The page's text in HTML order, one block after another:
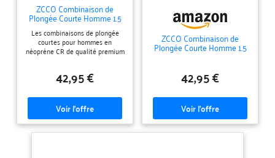
ZCCO Combinaison de
Plongée Courte Homme 1.5
mm Shorty Néoprène
Natation L
Les combinaisons de plongée
courtes pour hommes en
néoprène CR de qualité premium
incluent du nylon et du spandex.
écologiques, ne vous inquiétez
pas de l’intimité avec votre peau.
PROTECTION INTÉGRALE DU
CORPS - La combinaison de
plongée en néoprène de 1,5 mm
offre une protection thermique
amplement suffisante
42,95 €
ZCCO Combinaison de
Plongée Courte Homme 1.5
mm Shorty Néoprène
42,95 €